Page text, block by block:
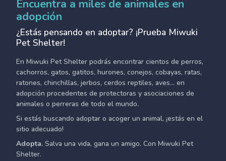
Encuentra a miles de animales en
adopción
¿Estás pensando en adoptar? ¡Prueba Miwuki
Pet Shelter!
En Miwuki Pet Shelter podrás encontrar cientos de perros,
cachorros, gatos, gatitos, hurones, conejos, cobayas, ratas,
ratones, chinchillas, jerbos, cerdos reptiles, aves... en
adopción procedentes de protectoras y asociaciones de
animales o perreras de todo el mundo.
Si estás buscando adoptar o acoger un animal, ¡estás en el
sitio adecuado!
Adopta. Salva una vida, gana un amigo. Con Miwuki Pet
Shelter.